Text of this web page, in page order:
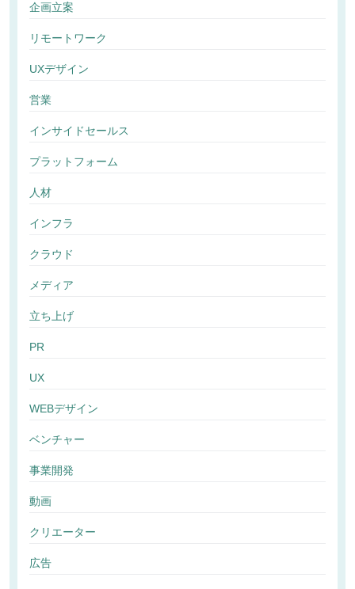
企画立案
リモートワーク
UXデザイン
営業
インサイドセールス
プラットフォーム
人材
インフラ
クラウド
メディア
立ち上げ
PR
UX
WEBデザイン
ベンチャー
事業開発
動画
クリエーター
広告